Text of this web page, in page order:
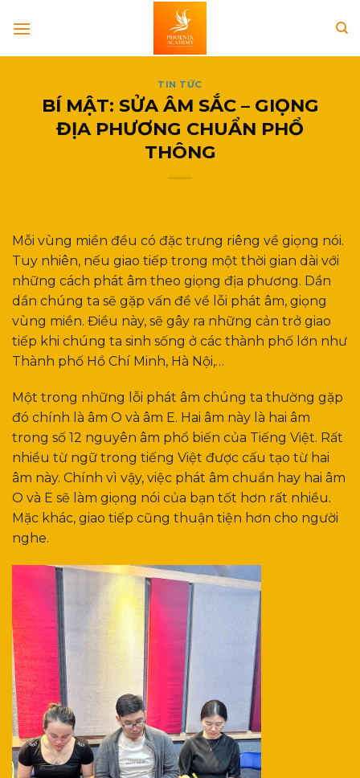
TIN TỨC
BÍ MẬT: SỬA ÂM SẮC – GIỌNG
ĐỊA PHƯƠNG CHUẨN PHỔ
THÔNG
Mỗi vùng miền đều có đặc trưng riêng về giọng nói.
Tuy nhiên, nếu giao tiếp trong một thời gian dài với
những cách phát âm theo giọng địa phương. Dần
dần chúng ta sẽ gặp vấn đề về lỗi phát âm, giọng
vùng miền. Điều này, sẽ gây ra những cản trở giao
tiếp khi chúng ta sinh sống ở các thành phố lớn như
Thành phố Hồ Chí Minh, Hà Nội,…
Một trong những lỗi phát âm chúng ta thường gặp
đó chính là âm O và âm E. Hai âm này là hai âm
trong số 12 nguyên âm phổ biến của Tiếng Việt. Rất
nhiều từ ngữ trong tiếng Việt được cấu tạo từ hai
âm này. Chính vì vậy, việc phát âm chuẩn hay hai âm
O và E sẽ làm giọng nói của bạn tốt hơn rất nhiều.
Mặc khác, giao tiếp cũng thuận tiện hơn cho người
nghe.